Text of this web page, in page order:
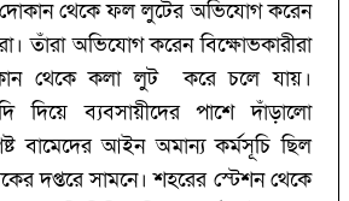
দোকান থেকে ফল লুটের অভিযোগ করেন
তাঁরা অভিযোগ করেন বিক্ষোভকারীরা
থেকে কলা লুট করে চলে যায়।
দিয়ে ব্যবসায়ীদের পাশে দাঁড়ালো
বামেদের আইন অমান্য কর্মসূচি ছিল
দপ্তরে সামনে। শহরের স্টেশন থেকে